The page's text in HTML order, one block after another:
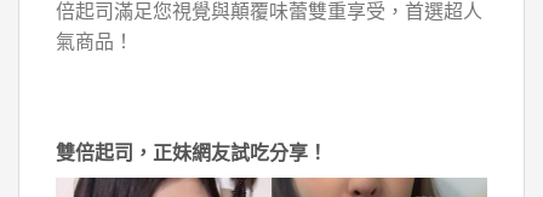
倍起司滿足您視覺與顛覆味蕾雙重享受，首選超人
氣商品！
雙倍起司，正妹網友試吃分享！